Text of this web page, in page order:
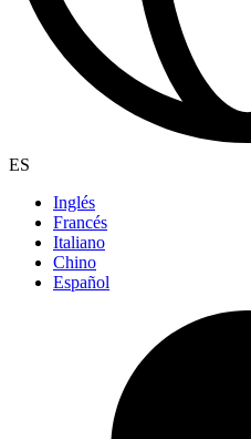
ES
Inglés
Francés
Italiano
Chino
Español